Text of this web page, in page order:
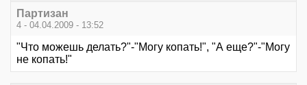
Партизан
4 - 04.04.2009 - 13:52
"Что можешь делать?"-"Могу копать!", "А еще?"-"Могу
не копать!"